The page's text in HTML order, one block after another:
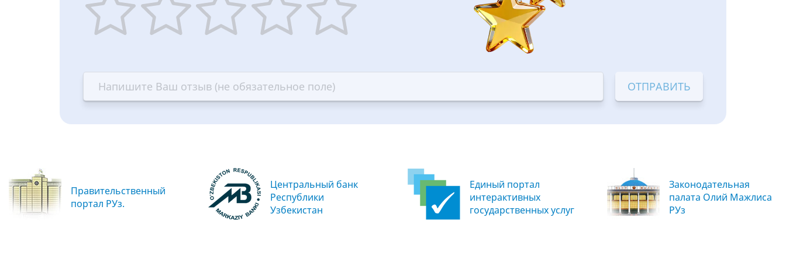
Terrible
Bad
OK
Good
Excellent
Правительственный
портал РУз.
Центральный банк
Республики
Узбекистан
Единый портал
интерактивных
государственных услуг
Законодательная
палата Олий Мажлиса
РУз